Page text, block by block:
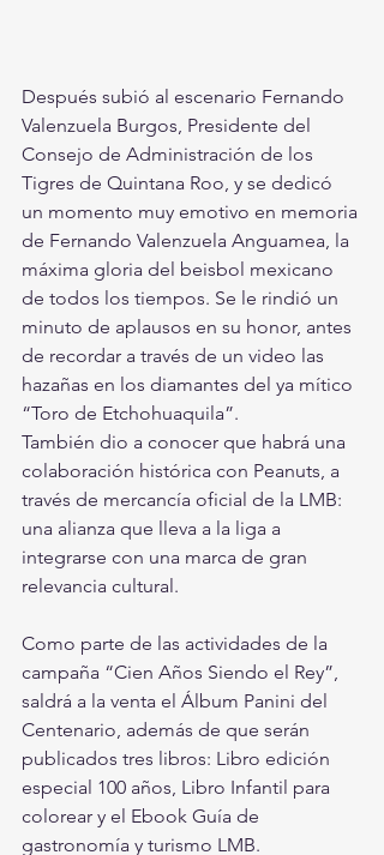
Después subió al escenario Fernando
Valenzuela Burgos, Presidente del
Consejo de Administración de los
Tigres de Quintana Roo, y se dedicó
un momento muy emotivo en memoria
de Fernando Valenzuela Anguamea, la
máxima gloria del beisbol mexicano
de todos los tiempos. Se le rindió un
minuto de aplausos en su honor, antes
de recordar a través de un video las
hazañas en los diamantes del ya mítico
“Toro de Etchohuaquila”.
También dio a conocer que habrá una
colaboración histórica con Peanuts, a
través de mercancía oficial de la LMB:
una alianza que lleva a la liga a
integrarse con una marca de gran
relevancia cultural.
Como parte de las actividades de la
campaña “Cien Años Siendo el Rey”,
saldrá a la venta el Álbum Panini del
Centenario, además de que serán
publicados tres libros: Libro edición
especial 100 años, Libro Infantil para
colorear y el Ebook Guía de
gastronomía y turismo LMB.